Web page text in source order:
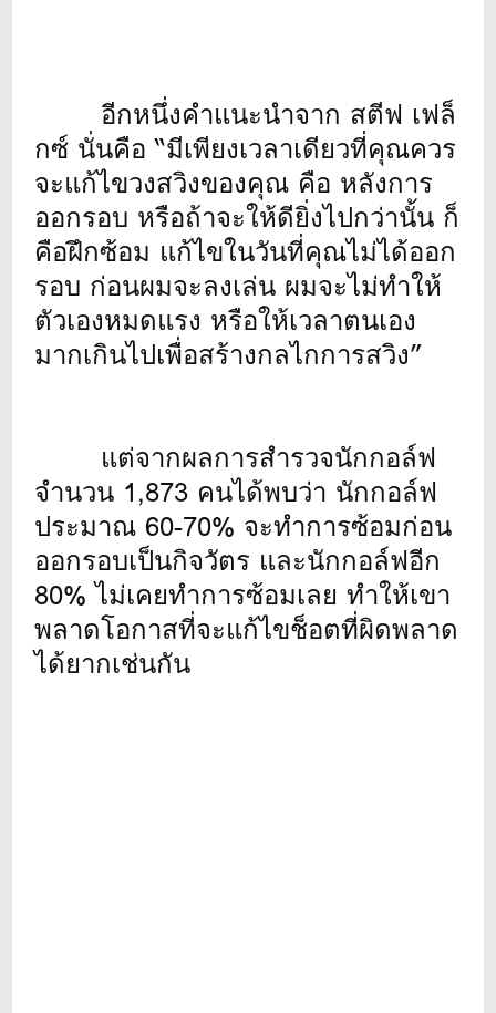
อีกหนึ่งคำแนะนำจาก สตีฟ เฟล็
กซ์ นั่นคือ “มีเพียงเวลาเดียวที่คุณควร
จะแก้ไขวงสวิงของคุณ คือ หลังการ
ออกรอบ หรือถ้าจะให้ดียิ่งไปกว่านั้น ก็
คือฝึกซ้อม แก้ไขในวันที่คุณไม่ได้ออก
รอบ ก่อนผมจะลงเล่น ผมจะไม่ทำให้
ตัวเองหมดแรง หรือให้เวลาตนเอง
มากเกินไปเพื่อสร้างกลไกการสวิง”
แต่จากผลการสำรวจนักกอล์ฟ
จำนวน 1,873 คนได้พบว่า นักกอล์ฟ
ประมาณ 60-70% จะทำการซ้อมก่อน
ออกรอบเป็นกิจวัตร และนักกอล์ฟอีก
80% ไม่เคยทำการซ้อมเลย ทำให้เขา
พลาดโอกาสที่จะแก้ไขช็อตที่ผิดพลาด
ได้ยากเช่นกัน